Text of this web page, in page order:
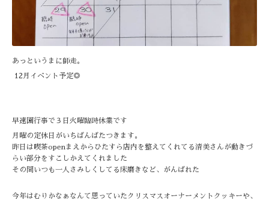
あっというまに師走。
12月イベント予定◎
早速園行事で３日火曜臨時休業です
月曜の定休日がいちばんばたつきます。
昨日は喫茶openまえからひたすら店内を整えてくれてる清美さんが動きづ
らい部分をすこしかえてくれました
その間いつも一人さみしくしてる床磨きなど、がんばれた
今年はむりかなぁなんて思っていたクリスマスオーナーメントクッキーや、